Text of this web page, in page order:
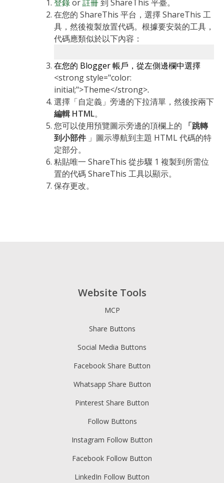
登錄or註冊到 ShareThis 平臺。
在您的 ShareThis 平台，選擇 ShareThis 工
具，然後複製放置代碼。根據要安裝的工具，
代碼應類似於以下內容：
在您的 Blogger 帳戶，從左側邊欄中選擇
<strong style="color:
initial;">Theme</strong>.
選擇「自定義」旁邊的下拉清單，然後按兩下
編輯 HTML。
您可以使用預覽圖示旁邊的頂欄上的
「跳轉
到小部件 」圖示導航到主題 HTML 代碼的特
定部分。
粘貼唯一 ShareThis 從步驟 1 複製到所需位
置的代碼 ShareThis 工具以顯示。
保存更改。
Website Tools
MCP
Share Buttons
Social Media Buttons
Facebook Share Button
Whatsapp Share Button
Pinterest Share Button
Follow Buttons
Instagram Follow Button
Facebook Follow Button
LinkedIn Follow Button